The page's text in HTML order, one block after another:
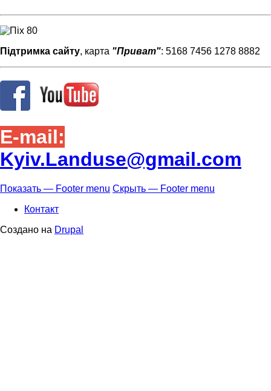
Підтримка сайту, карта "Приват": 5168 7456 1278 8882
E-mail:
Kyiv.Landuse@gmail.com
Footer
Показать — Footer menu Скрыть — Footer menu
Контакт
Создано на Drupal